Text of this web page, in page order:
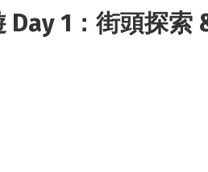
Day 1：街頭探索